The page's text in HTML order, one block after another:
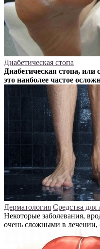
Диабетическая стопа
Диабетическая стопа, или
это наиболее частое
Дерматология Средства для
Некоторые заболевания,
очень сложными в лечении,